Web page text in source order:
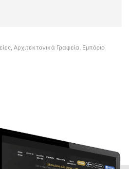
Αρχιτεκτονικά Γραφεία, Εμπόριο